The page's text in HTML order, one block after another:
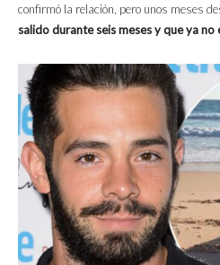
confirmó la relación, pero unos meses
salido durante seis meses y que ya no